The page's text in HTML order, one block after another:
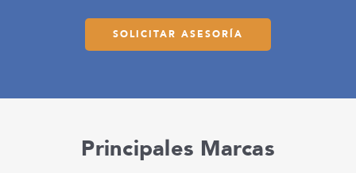
SOLICITAR ASESORÍA
Principales Marcas